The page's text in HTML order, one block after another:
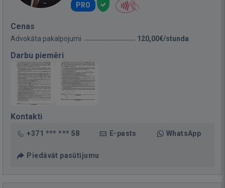
PRO
Cenas
Advokāta pakalpojumi 120,00€/stunda
Darbu piemēri
Kontakti
+371 *** *** 58 E-pasts WhatsApp
Piedāvāt pasūtījumu